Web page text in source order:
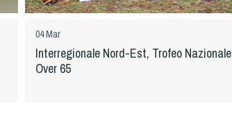
04 Mar
Interregionale Nord-Est, Trofeo Nazionale
Over 65